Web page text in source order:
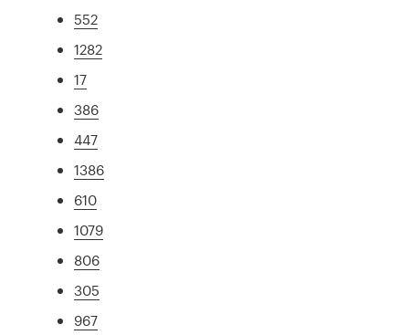
552
1282
17
386
447
1386
610
1079
806
305
967